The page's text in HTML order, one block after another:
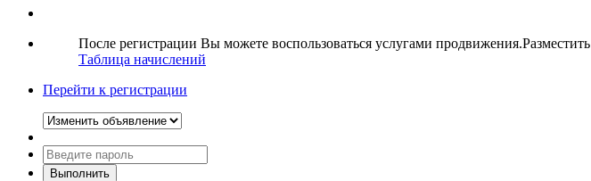
После регистрации Вы можете воспользоваться услугами продвижения.Разместить
Таблица начислений
Перейти к регистрации